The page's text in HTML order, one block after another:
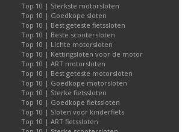
Top 10 | Sterkste motorsloten
Top 10 | Goedkope sloten
Top 10 | Best geteste fietssloten
Top 10 | Beste scootersloten
Top 10 | Lichte motorsloten
Top 10 | Kettingsloten voor de motor
Top 10 | ART motorsloten
Top 10 | Best geteste motorsloten
Top 10 | Goedkope motorsloten
Top 10 | Sterke fietssloten
Top 10 | Goedkope fietssloten
Top 10 | Sloten voor kinderfiets
Top 10 | ART fietssloten